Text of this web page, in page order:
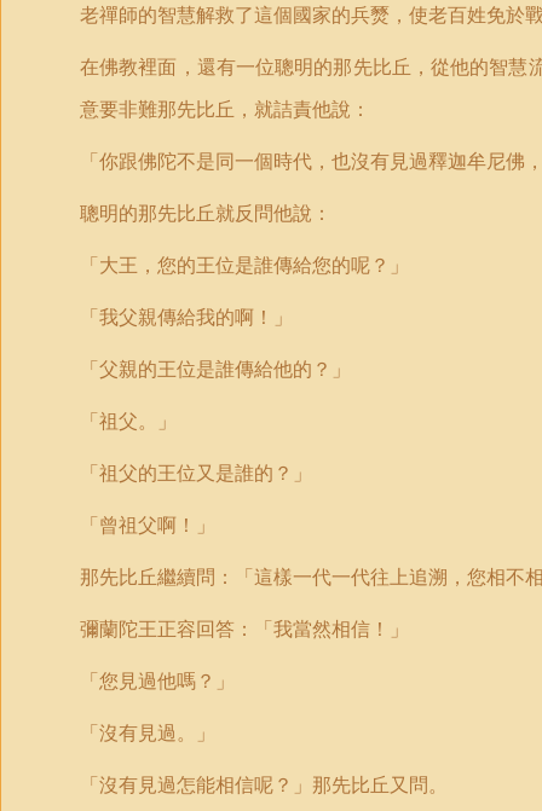
老禪師的智慧解救了這個國家的兵燹，使老百姓免於
在佛教裡面，還有一位聰明的那先比丘，從他的智
意要非難那先比丘，就詰責他說：
「你跟佛陀不是同一個時代，也沒有見過釋迦牟尼佛
聰明的那先比丘就反問他說：
「大王，您的王位是誰傳給您的呢？」
「我父親傳給我的啊！」
「父親的王位是誰傳給他的？」
「祖父。」
「祖父的王位又是誰的？」
「曾祖父啊！」
那先比丘繼續問：「這樣一代一代往上追溯，您相不
彌蘭陀王正容回答：「我當然相信！」
「您見過他嗎？」
「沒有見過。」
「沒有見過怎能相信呢？」那先比丘又問。